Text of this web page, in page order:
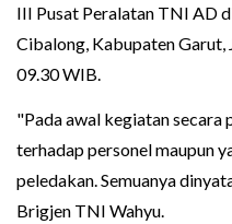
III Pusat Peralatan TNI AD
Cibalong, Kabupaten Garut,
09.30 WIB.
"Pada awal kegiatan secara
terhadap personel maupun
peledakan. Semuanya
Brigjen TNI Wahyu.